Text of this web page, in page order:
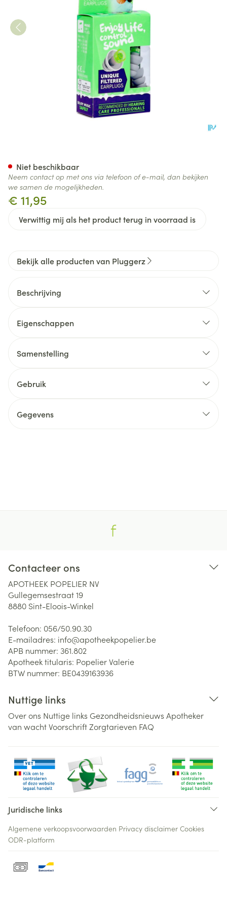
€ 11,95
Verwittig mij als het product terug in voorraad is
Niet beschikbaar
Neem contact op met ons via telefoon of e-mail, dan bekijken
we samen de mogelijkheden.
Bekijk alle producten van Pluggerz
Beschrijving
Eigenschappen
Samenstelling
Gebruik
Gegevens
Contacteer ons
APOTHEEK POPELIER NV
Gullegemsestraat 19
8880 Sint-Eloois-Winkel
Telefoon: 056/50.90.30
E-mailadres: info@apotheekpopelier.be
APB nummer: 361.802
Apotheek titularis: Popelier Valerie
BTW nummer: BE0439163936
Nuttige links
Over ons Nuttige links Gezondheidsnieuws Apotheker
van wachtVoorschriftZorgtarieven FAQ
Juridische links
Algemene verkoopsvoorwaarden Privacy disclaimer Cookies
ODR-platform